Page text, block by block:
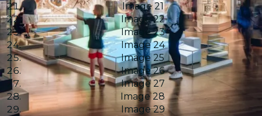
Image 21
Image 22
Image 23
Image 24
Image 25
Image 26
Image 27
Image 28
Image 29